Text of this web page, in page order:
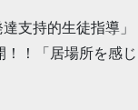
支持的生徒指導」
！「居場所を感じ